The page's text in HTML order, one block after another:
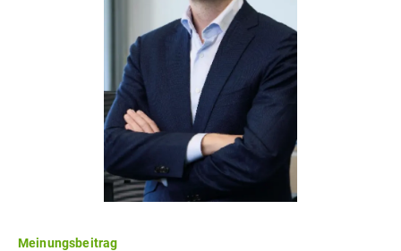
Meinungsbeitrag